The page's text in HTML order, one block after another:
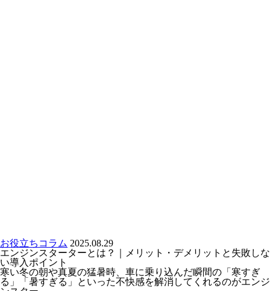
お役立ちコラム 2025.08.29
エンジンスターターとは？｜メリット・デメリットと失敗しな
い導入ポイント
寒い冬の朝や真夏の猛暑時、車に乗り込んだ瞬間の「寒すぎ
る」「暑すぎる」といった不快感を解消してくれるのがエンジ